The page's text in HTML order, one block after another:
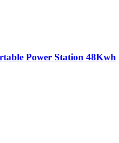
Power Station 48Kwh